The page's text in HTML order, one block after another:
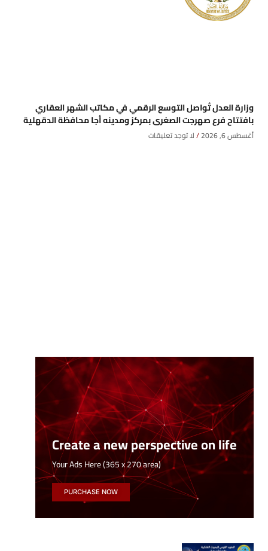
وزارة العدل تُواصل التوسع الرقمي في مكاتب الشهر العقاري
بافتتاح فرع صهرجت الصغرى بمركز ومدينه أجا محافظة الدقهلية
أغسطس 6, 2026 لا توجد تعليقات
Create a new perspective on life
Your Ads Here (365 x 270 area)
PURCHASE NOW